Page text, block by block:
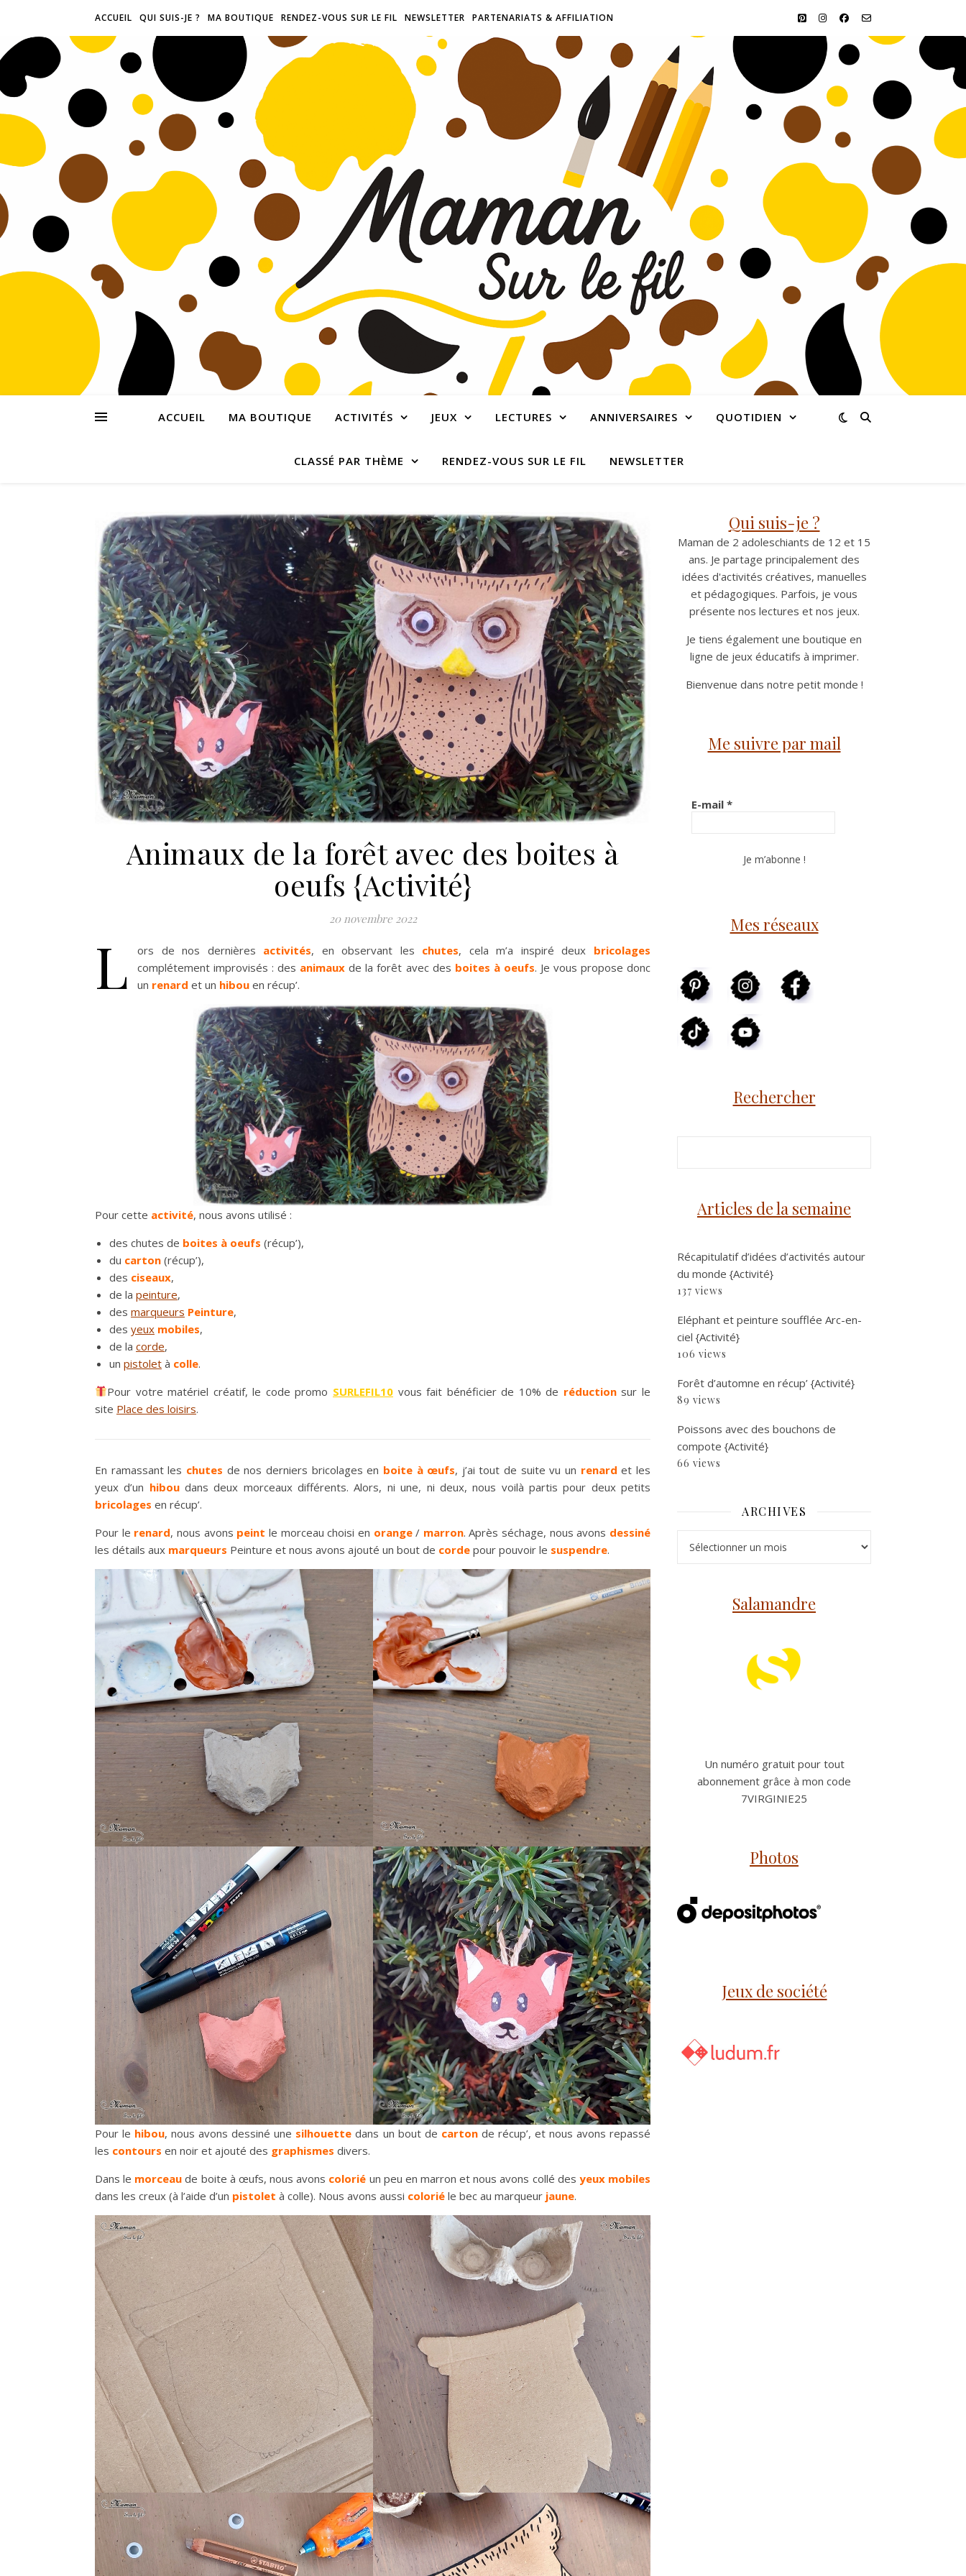
ACCUEIL QUI SUIS-JE ? MA BOUTIQUE RENDEZ-VOUS SUR LE FIL NEWSLETTER PARTENARIATS & AFFILIATION
ACCUEIL MA BOUTIQUE ACTIVITÉS JEUX LECTURES ANNIVERSAIRES QUOTIDIEN
CLASSÉ PAR THÈME RENDEZ-VOUS SUR LE FIL NEWSLETTER
Animaux de la forêt avec des boites à
oeufs {Activité}
20 novembre 2022
L ors de nos dernières activités, en observant les chutes, cela m’a inspiré deux bricolages
complétement improvisés : des animaux de la forêt avec des boites à oeufs. Je vous propose donc
un renard et un hibou en récup’.
Pour cette activité, nous avons utilisé :
des chutes de boites à oeufs (récup’),
du carton (récup’),
des ciseaux,
de la peinture,
des marqueurs Peinture,
des yeux mobiles,
de la corde,
un pistolet à colle.
Pour votre matériel créatif, le code promo SURLEFIL10 vous fait bénéficier de 10% de réduction sur le
site Place des loisirs.
En ramassant les chutes de nos derniers bricolages en boite à œufs, j’ai tout de suite vu un renard et les
yeux d’un hiboudans deux morceaux différents. Alors, ni une, ni deux, nous voilà partis pour deux petits
bricolages en récup’.
Pour le renard, nous avons peint le morceau choisi en orange/ marron. Après séchage, nous avons dessiné
les détails aux marqueurs Peinture et nous avons ajouté un bout de corde pour pouvoir le suspendre.
Pour le hibou, nous avons dessiné une silhouette dans un bout de carton de récup’, et nous avons repassé
les contours en noir et ajouté des graphismes divers.
Dans le morceau de boite à œufs, nous avons colorié un peu en marron et nous avons collé des yeux mobiles
dans les creux (à l’aide d’un pistolet à colle). Nous avons aussi colorié le bec au marqueur jaune.
Qui suis-je ?
Maman de 2 adoleschiants de 12 et 15
ans. Je partage principalement des
idées d'activités créatives, manuelles
et pédagogiques. Parfois, je vous
présente nos lectures et nos jeux.
Je tiens également une boutique en
ligne de jeux éducatifs à imprimer.
Bienvenue dans notre petit monde !
Me suivre par mail
E-mail *
Mes réseaux
Rechercher
Articles de la semaine
Récapitulatif d’idées d’activités autour
du monde {Activité}
137 views
Eléphant et peinture soufflée Arc-en-
ciel {Activité}
106 views
Forêt d’automne en récup’ {Activité}
89 views
Poissons avec des bouchons de
compote {Activité}
66 views
ARCHIVES
Salamandre
Un numéro gratuit pour tout
abonnement grâce à mon code
7VIRGINIE25
Photos
Jeux de société